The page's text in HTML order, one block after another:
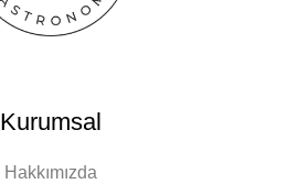
Kurumsal
Hakkımızda